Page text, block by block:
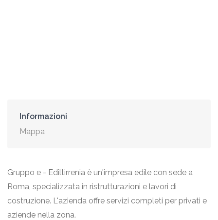
Informazioni
Mappa
Gruppo e - Ediltirrenia è un'impresa edile con sede a
Roma, specializzata in ristrutturazioni e lavori di
costruzione. L'azienda offre servizi completi per privati e
aziende nella zona.